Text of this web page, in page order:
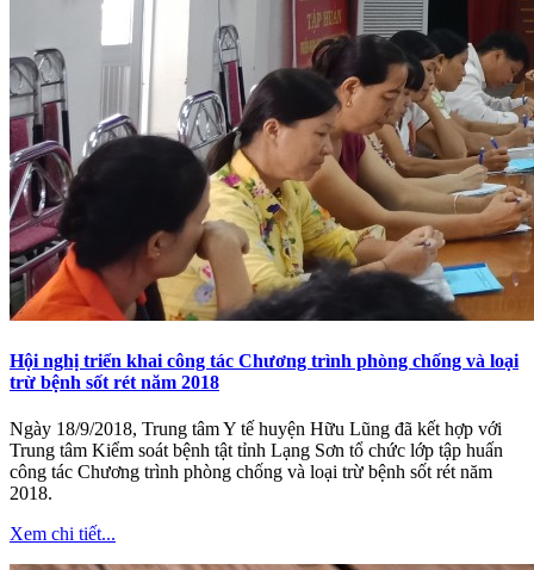
Hội nghị triển khai công tác Chương trình phòng chống và loại
trừ bệnh sốt rét năm 2018
Ngày 18/9/2018, Trung tâm Y tế huyện Hữu Lũng đã kết hợp với
Trung tâm Kiểm soát bệnh tật tỉnh Lạng Sơn tổ chức lớp tập huấn
công tác Chương trình phòng chống và loại trừ bệnh sốt rét năm
2018.
Xem chi tiết...